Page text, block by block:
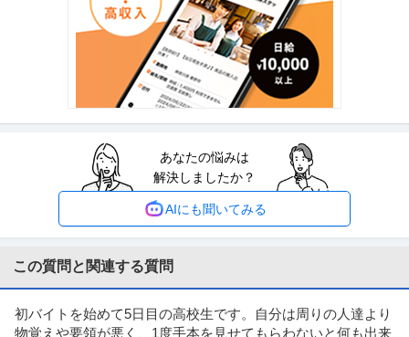
作成／窓口業務などを担当いただきます／残業月平均15時間程度
医療法人社団桐光会
残業月20時間以内 資格不問
年収300万円〜500万円
【職種】医療営業＞その他 【業種】メディカル＞病院・クリニック ※会員属
性などに応じ、当該求人をビ …続きを見る
建築設計 ／ 「病院・医療施設の企画提案から携わることができ
る」企画開発設計部 意匠設計職／年収700〜1000万／住宅手当等
大和ハウス工業株式会社
福利厚生充実
年収800万円〜1,000万円
などに応じ、当該求人をビズ…続きを見る
法人営業 ／ 「年収UP可」法人営業（勤怠管理システム）／病院D
あなたの悩みは
解決しましたか？
AIにも聞いてみる
この質問と関連する質問
初バイトを始めて5日目の高校生です。自分は周りの人達より
物覚えや要領が悪く、1度手本を見せてもらわないと何も出来